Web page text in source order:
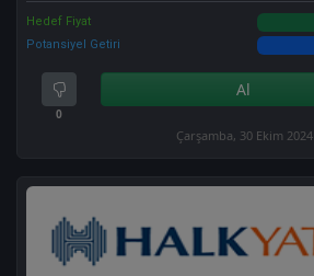
Hedef Fiyat
Potansiyel Getiri
0
Al
Çarşamba, 30 Ekim 2024